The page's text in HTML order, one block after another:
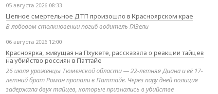
05 августа 2026 08:33
Цепное смертельное ДТП произошло в Красноярском крае
В лобовом столкновении погиб водитель ГАЗели
06 августа 2026 12:00
Красноярка, живущая на Пхукете, рассказала о реакции тайцев
на убийство россиян в Паттайе
26 июля уроженцы Тюменской области — 22-летняя Диана и её 17-
летний брат Роман пропали в Паттайе. Через пару дней полиция
задержала двух тайцев, которые признались в убийстве